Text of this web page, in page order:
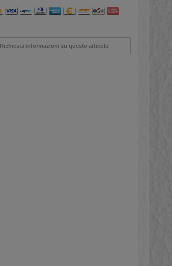
Richiesta informazioni su questo articolo